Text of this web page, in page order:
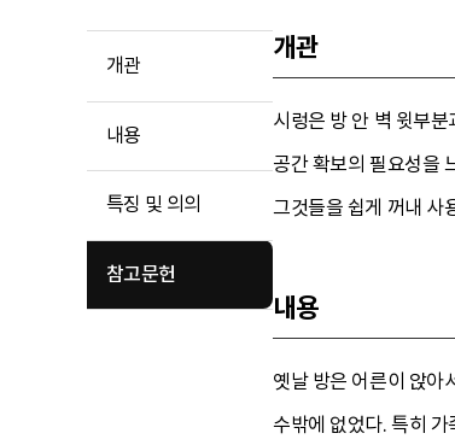
개관
내용
특징 및 의의
참고문헌
개관
시렁은 방 안 벽 윗부
공간 확보의 필요성을
그것들을 쉽게 꺼내 사
내용
옛날 방은 어른이 앉아
수밖에 없었다. 특히